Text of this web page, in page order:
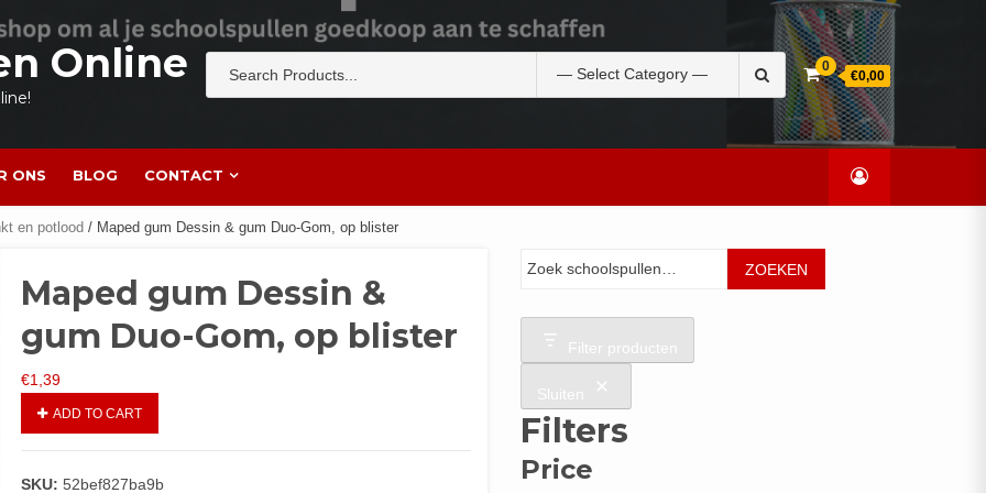
Online
naar:
0
€0,00
ONS BLOG CONTACT
en potlood / Maped gum Dessin & gum Duo-Gom, op blister
Maped gum Dessin &
gum Duo-Gom, op blister
€1,39
ADD TO CART
SKU: 52bef827ba9b
ZOEKEN
Filter producten
Sluiten
Filters
Price